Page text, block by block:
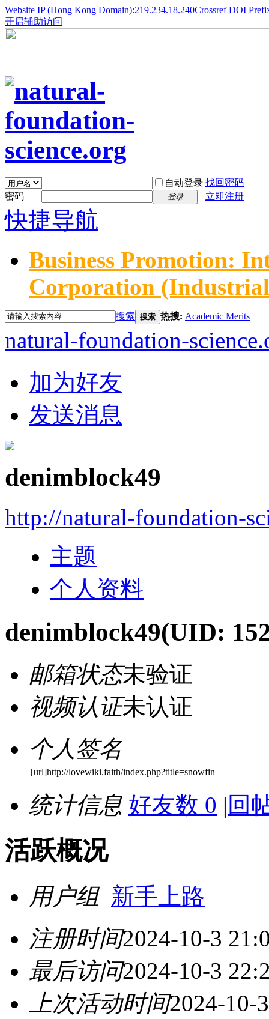
Website IP (Hong Kong Domain):219.234.18.240Crossref DOI
开启辅助访问
自动登录 找回密码
密码
登录 立即注册
快捷导航
Business Promotion:
Corporation
搜索 搜索 热搜: Academic Merits
natural-foundation-
加为好友
发送消息
denimblock49
http://natural-foundation-
主题
个人资料
denimblock49(UID:
邮箱状态未验证
视频认证未认证
个人签名
[url]http://lovewiki.faith/index.php?title=snowfin
统计信息 好友数 0 | 回
活跃概况
用户组 新手上路
注册时间2024-10-3
最后访问2024-10-3
上次活动时间2024-10-